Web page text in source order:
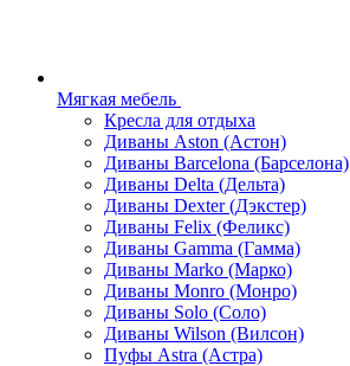
Мягкая мебель
Кресла для отдыха
Диваны Aston (Астон)
Диваны Barcelona (Барселона)
Диваны Delta (Дельта)
Диваны Dexter (Дэкстер)
Диваны Felix (Феликс)
Диваны Gamma (Гамма)
Диваны Marko (Марко)
Диваны Monro (Монро)
Диваны Solo (Соло)
Диваны Wilson (Вилсон)
Пуфы Astra (Астра)